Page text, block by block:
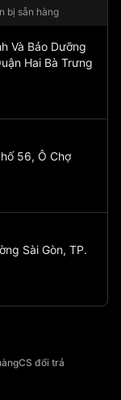
bị sẵn hàng
Và Bảo Dưỡng
Hai Bà Trưng
56, Ô Chợ
Sài Gòn, TP.
CS đổi trả